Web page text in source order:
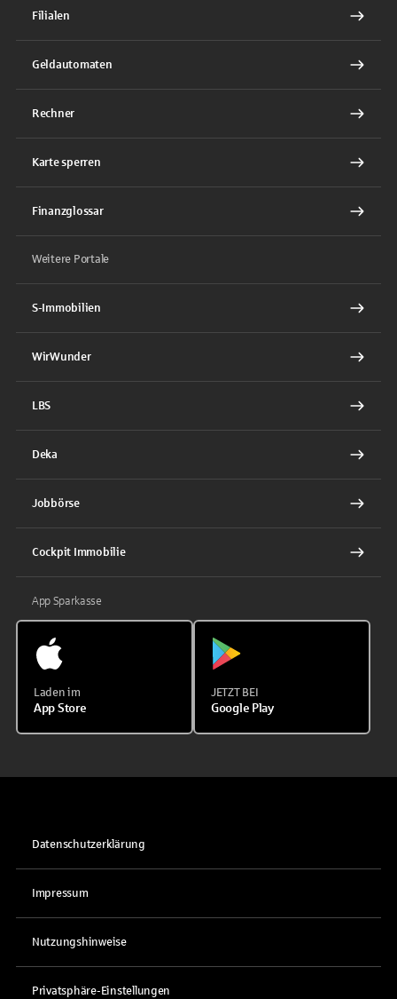
Filialen
Geldautomaten
Rechner
Karte sperren
Finanzglossar
Weitere Portale
S-Immobilien
WirWunder
LBS
Deka
Jobbörse
Cockpit Immobilie
App Sparkasse
Laden im
App Store
JETZT BEI
Google Play
Datenschutzerklärung
Impressum
Nutzungshinweise
Privatsphäre-Einstellungen